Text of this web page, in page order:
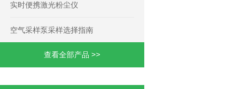
实时便携激光粉尘仪
空气采样泵采样选择指南
查看全部产品 >>